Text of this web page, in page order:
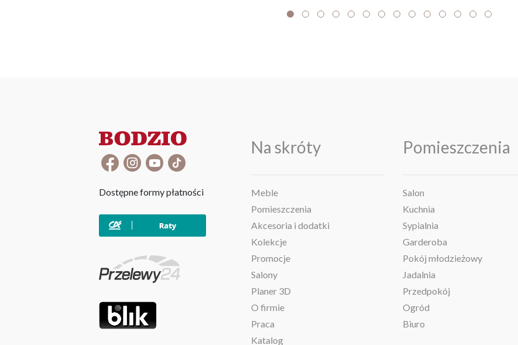
Dostępne formy płatności
Na skróty
Meble
Pomieszczenia
Akcesoria i dodatki
Kolekcje
Promocje
Salony
Planer 3D
O firmie
Praca
Katalog
Pomieszczenia
Salon
Kuchnia
Sypialnia
Garderoba
Pokój młodzieżowy
Jadalnia
Przedpokój
Ogród
Biuro